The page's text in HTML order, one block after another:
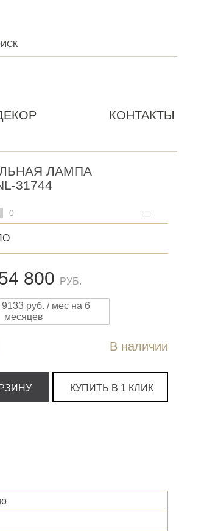
КОНТАКТЫ
ЛАМПА
31744
0
800 РУБ.
9133 руб. / мес на 6
месяцев
В наличии
КУПИТЬ В 1 КЛИК